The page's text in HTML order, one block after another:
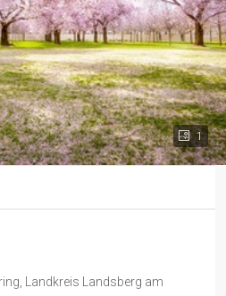
1
Landkreis Landsberg am